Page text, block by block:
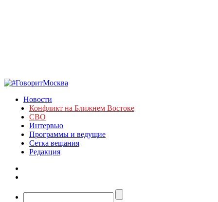
Новости
Конфликт на Ближнем Востоке
СВО
Интервью
Программы и ведущие
Сетка вещания
Редакция